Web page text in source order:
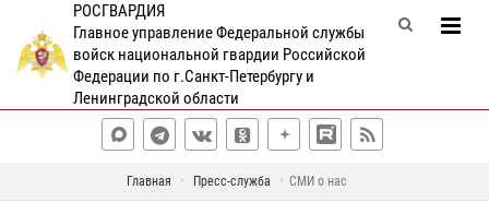
РОСГВАРДИЯ
Главное управление Федеральной службы
войск национальной гвардии Российской
Федерации по г.Санкт-Петербургу и
Ленинградской области
Главная Пресс-служба СМИ о нас